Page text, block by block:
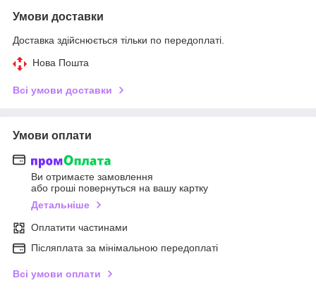
Умови доставки
Доставка здійснюється тільки по передоплаті.
Нова Пошта
Всі умови доставки
Умови оплати
Ви отримаєте замовлення
або гроші повернуться на вашу картку
Детальніше
Оплатити частинами
Післяплата за мінімальною передоплаті
Всі умови оплати